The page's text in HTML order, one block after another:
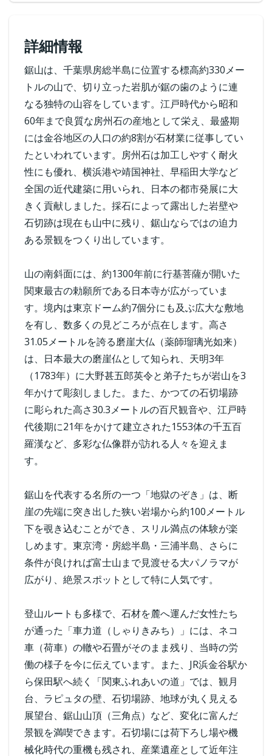
詳細情報
鋸山は、千葉県房総半島に位置する標高約330メー
トルの山で、切り立った岩肌が鋸の歯のように連
なる独特の山容をしています。江戸時代から昭和
60年まで良質な房州石の産地として栄え、最盛期
には金谷地区の人口の約8割が石材業に従事してい
たといわれています。房州石は加工しやすく耐火
性にも優れ、横浜港や靖国神社、早稲田大学など
全国の近代建築に用いられ、日本の都市発展に大
きく貢献しました。採石によって露出した岩壁や
石切跡は現在も山中に残り、鋸山ならではの迫力
ある景観をつくり出しています。
山の南斜面には、約1300年前に行基菩薩が開いた
関東最古の勅願所である日本寺が広がっていま
す。境内は東京ドーム約7個分にも及ぶ広大な敷地
を有し、数多くの見どころが点在します。高さ
31.05メートルを誇る磨崖大仏（薬師瑠璃光如来）
は、日本最大の磨崖仏として知られ、天明3年
（1783年）に大野甚五郎英令と弟子たちが岩山を3
年かけて彫刻しました。また、かつての石切場跡
に彫られた高さ30.3メートルの百尺観音や、江戸時
代後期に21年をかけて建立された1553体の千五百
羅漢など、多彩な仏像群が訪れる人々を迎えま
す。
鋸山を代表する名所の一つ「地獄のぞき」は、断
崖の先端に突き出した狭い岩場から約100メートル
下を覗き込むことができ、スリル満点の体験が楽
しめます。東京湾・房総半島・三浦半島、さらに
条件が良ければ富士山まで見渡せる大パノラマが
広がり、絶景スポットとして特に人気です。
登山ルートも多様で、石材を麓へ運んだ女性たち
が通った「車力道（しゃりきみち）」には、ネコ
車（荷車）の轍や石畳がそのまま残り、当時の労
働の様子を今に伝えています。また、JR浜金谷駅か
ら保田駅へ続く「関東ふれあいの道」では、観月
台、ラピュタの壁、石切場跡、地球が丸く見える
展望台、鋸山山頂（三角点）など、変化に富んだ
景観を満喫できます。石切場には荷下ろし場や機
械化時代の重機も残され、産業遺産として近年注